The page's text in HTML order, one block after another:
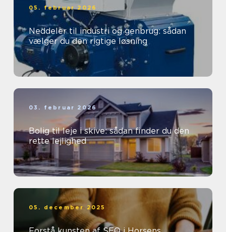
05. februar 2026
Neddeler til industri og genbrug: sådan
vælger du den rigtige løsning
03. februar 2026
Bolig til leje i skive: sådan finder du den
rette lejlighed
05. december 2025